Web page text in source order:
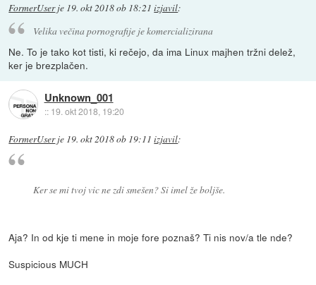
FormerUserje 19. okt 2018 ob 18:21 izjavil:
Velika večina pornografije je komercializirana
Ne. To je tako kot tisti, ki rečejo, da ima Linux majhen tržni delež,
ker je brezplačen.
Unknown_001
:: 19. okt 2018, 19:20
FormerUserje 19. okt 2018 ob 19:11 izjavil:
Ker se mi tvoj vic ne zdi smešen? Si imel že boljše.
Aja? In od kje ti mene in moje fore poznaš? Ti nis nov/a tle nde?
Suspicious MUCH